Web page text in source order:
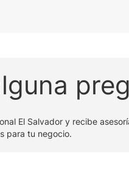
El Salvador y recibe
para tu negocio.